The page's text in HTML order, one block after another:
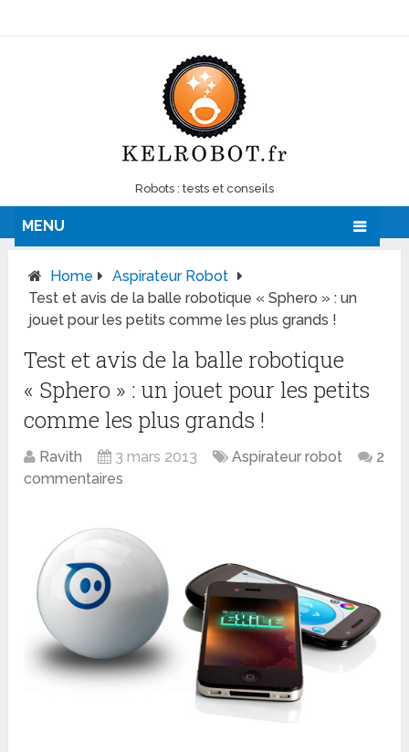
Robots : tests et conseils
MENU
Home
Aspirateur Robot
Test et avis de la balle robotique « Sphero » : un
jouet pour les petits comme les plus grands !
Test et avis de la balle robotique
« Sphero » : un jouet pour les petits
comme les plus grands !
Ravith 3 mars 2013 Aspirateur robot
2
commentaires